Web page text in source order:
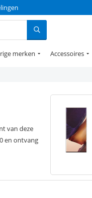
merken Accessoires
van deze
en ontvang